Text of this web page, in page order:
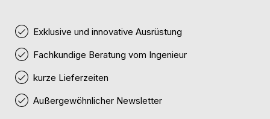
Exklusive und innovative Ausrüstung
Fachkundige Beratung vom Ingenieur
kurze Lieferzeiten
Außergewöhnlicher Newsletter